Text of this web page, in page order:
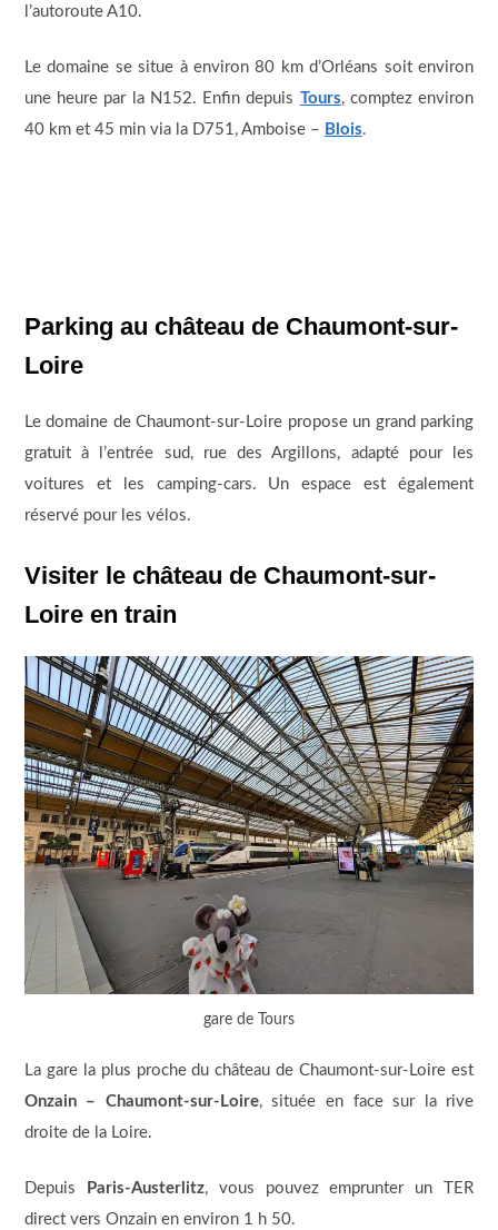
l’autoroute A10.
Le domaine se situe à environ 80 km d’Orléans soit environ
une heure par la N152. Enfin depuis Tours, comptez environ
40 km et 45 min via la D751, Amboise – Blois.
Parking au château de Chaumont-sur-
Loire
Le domaine de Chaumont-sur-Loire propose un grand parking
gratuit à l’entrée sud, rue des Argillons, adapté pour les
voitures et les camping-cars. Un espace est également
réservé pour les vélos.
Visiter le château de Chaumont-sur-
Loire en train
gare de Tours
La gare la plus proche du château de Chaumont-sur-Loire est
Onzain – Chaumont-sur-Loire, située en face sur la rive
droite de la Loire.
Depuis Paris‑Austerlitz, vous pouvez emprunter un TER
direct vers Onzain en environ 1 h 50.